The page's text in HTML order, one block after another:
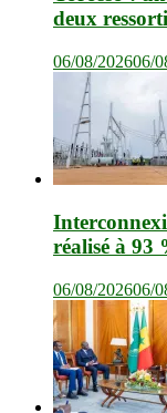
deux
06/08/202606/
réalisé à 93
06/08/202606/